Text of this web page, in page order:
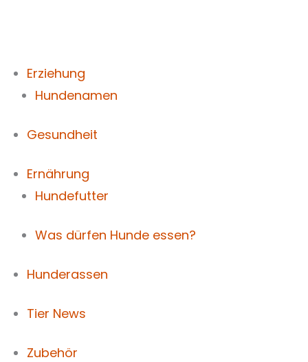
Erziehung
Hundenamen
Gesundheit
Ernährung
Hundefutter
Was dürfen Hunde essen?
Hunderassen
Tier News
Zubehör